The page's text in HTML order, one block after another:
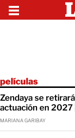
películas
Zendaya se
actuación en 2027
MARIANA GARIBAY